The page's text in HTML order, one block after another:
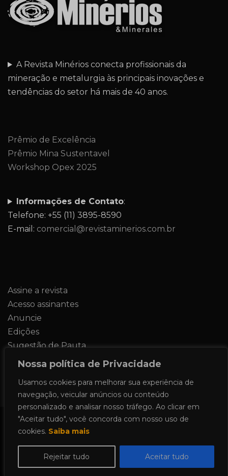
Nossa política de Privacidade
Usamos cookies para melhorar sua experiência de
navegação, veicular anúncios ou conteúdo
personalizado e analisar nosso tráfego. Ao clicar em
"Aceitar tudo", você concorda com nosso uso de
cookies. Saiba mais
Rejeitar tudo Aceitar tudo
A Revista Minérios conecta profissionais da
mineração e metalurgia às principais inovações e
tendências do setor há mais de 40 anos.
Prêmio de Excelência
Prêmio Mina Sustentavel
Workshop Opex 2025
Informações de Contato:
Telefone: +55 (11) 3895-8590
E-mail: comercial@revistaminerios.com.br
Assine a revista
Acesso assinantes
Anuncie
Edições
Sugestão de Pauta
Contato
Todos os direitos reservados 2024.
Allure News by
Candid Themes.